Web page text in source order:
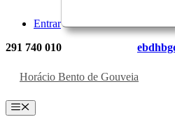
Entrar
291 740 010
Horácio Bento de Gouveia
Menu